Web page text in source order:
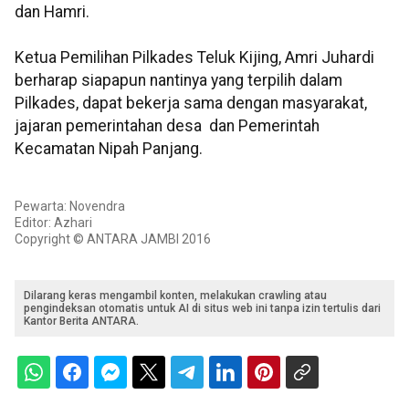
dan Hamri.
Ketua Pemilihan Pilkades Teluk Kijing, Amri Juhardi
berharap siapapun nantinya yang terpilih dalam
Pilkades, dapat bekerja sama dengan masyarakat,
jajaran pemerintahan desa dan Pemerintah
Kecamatan Nipah Panjang.
Pewarta: Novendra
Editor: Azhari
Copyright © ANTARA JAMBI 2016
Dilarang keras mengambil konten, melakukan crawling atau
pengindeksan otomatis untuk AI di situs web ini tanpa izin tertulis dari
Kantor Berita ANTARA.